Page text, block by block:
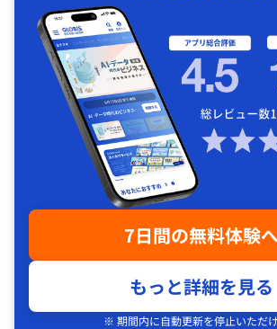
7日間の無料体験
もっと詳細を見る
※ 期間内に自動更新を停止いただ